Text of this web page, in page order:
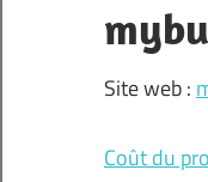
Site web :
Coût du